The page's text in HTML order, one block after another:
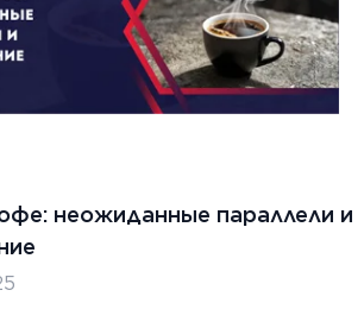
дорог в
неожиданные параллели и